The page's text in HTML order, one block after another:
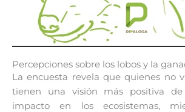
Percepciones sobre los lobos y la
La encuesta revela que quienes no
tienen una visión más positiva
impacto en los ecosistemas,